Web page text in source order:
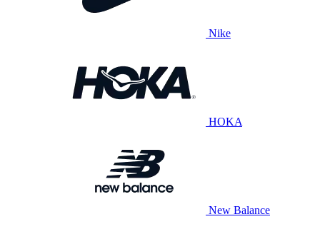
Nike
HOKA
New Balance